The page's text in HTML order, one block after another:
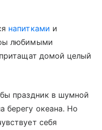
напитками и
любимыми
домой целый
праздник в шумной
берегу океана. Но
себя